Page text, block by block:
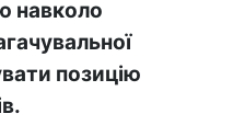
навколо
позицію